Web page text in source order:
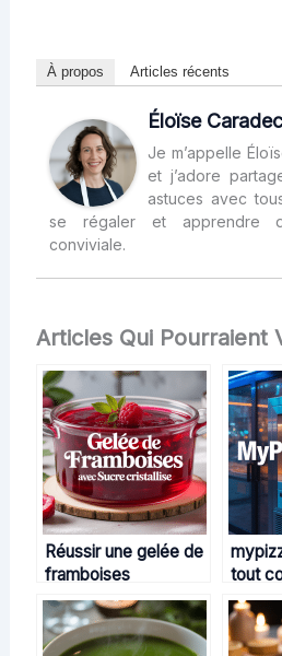
À propos Articles récents
Éloïse Caradec
Je m’appelle
et j’adore
astuces avec
se régaler et apprendre
conviviale.
Articles Qui Pourraient
Réussir une gelée de
framboises
gourmande avec
sucre cristallisé
tout
la